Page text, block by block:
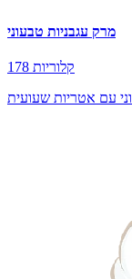
מרק עגבניות טבעוני
178 קלוריות
עם אטריות שעועית